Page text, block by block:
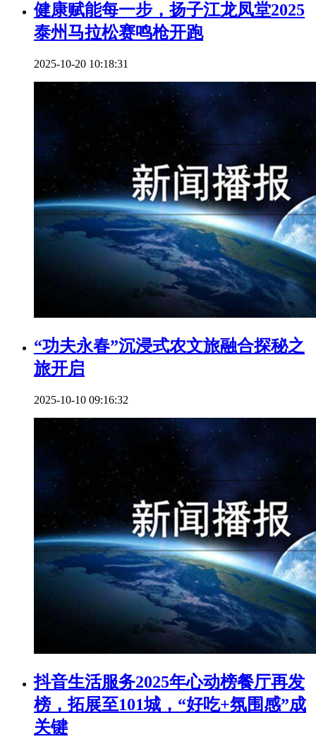
健康赋能每一步，扬子江龙凤堂2025
泰州马拉松赛鸣枪开跑
2025-10-20 10:18:31
“功夫永春”沉浸式农文旅融合探秘之
旅开启
2025-10-10 09:16:32
抖音生活服务2025年心动榜餐厅再发
榜，拓展至101城，“好吃+氛围感”成
关键